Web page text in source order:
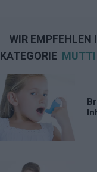
WIR EMPFEHLEN
KATEGORIE MUTTI